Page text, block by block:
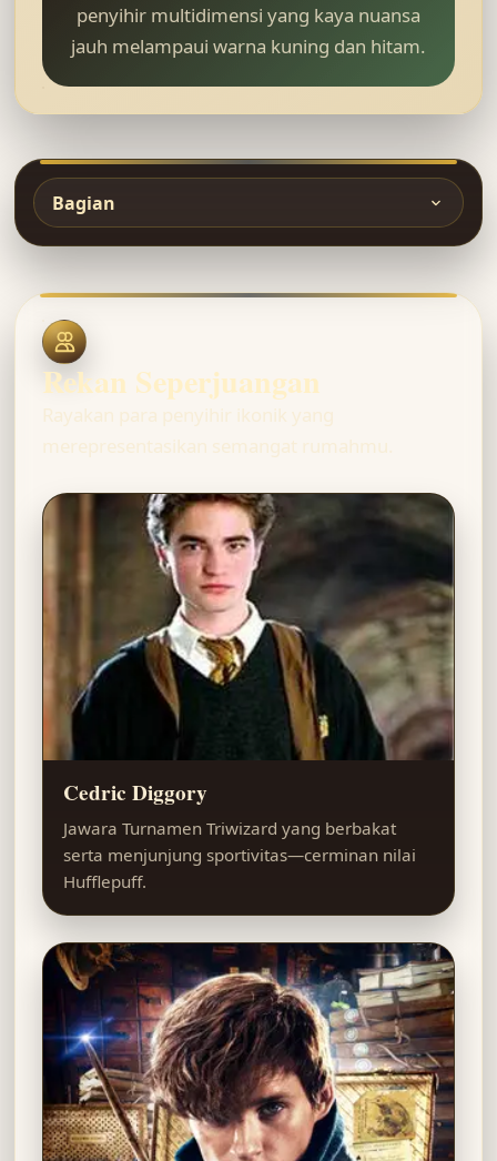
penyihir multidimensi yang kaya nuansa
jauh melampaui warna kuning dan hitam.
Bagian
Rekan Seperjuangan
Rayakan para penyihir ikonik yang
merepresentasikan semangat rumahmu.
Cedric Diggory
Jawara Turnamen Triwizard yang berbakat
serta menjunjung sportivitas—cerminan nilai
Hufflepuff.